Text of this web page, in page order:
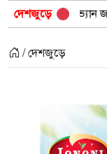
দেশজুড়ে
জব্দ মানবিক
/ দেশজুড়ে